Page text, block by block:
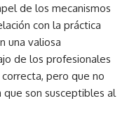
de los mecanismos
con la práctica
una valiosa
de los profesionales
pero que no
que son susceptibles al